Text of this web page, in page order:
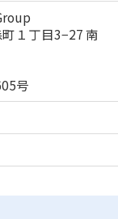
１丁目3−27 南
号